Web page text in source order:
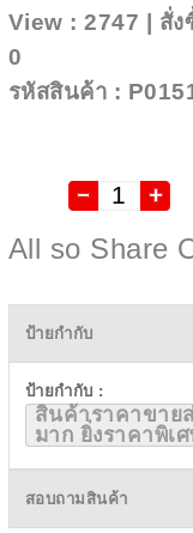
View : 2747 | สั่
0
รหัสสินค้า :
All so Share
ป้ายกำกับ
ป้ายกำกับ :
สินค้าราคาขาย
มาก ยิ่งราคาพิเ
สอบถามสินค้า